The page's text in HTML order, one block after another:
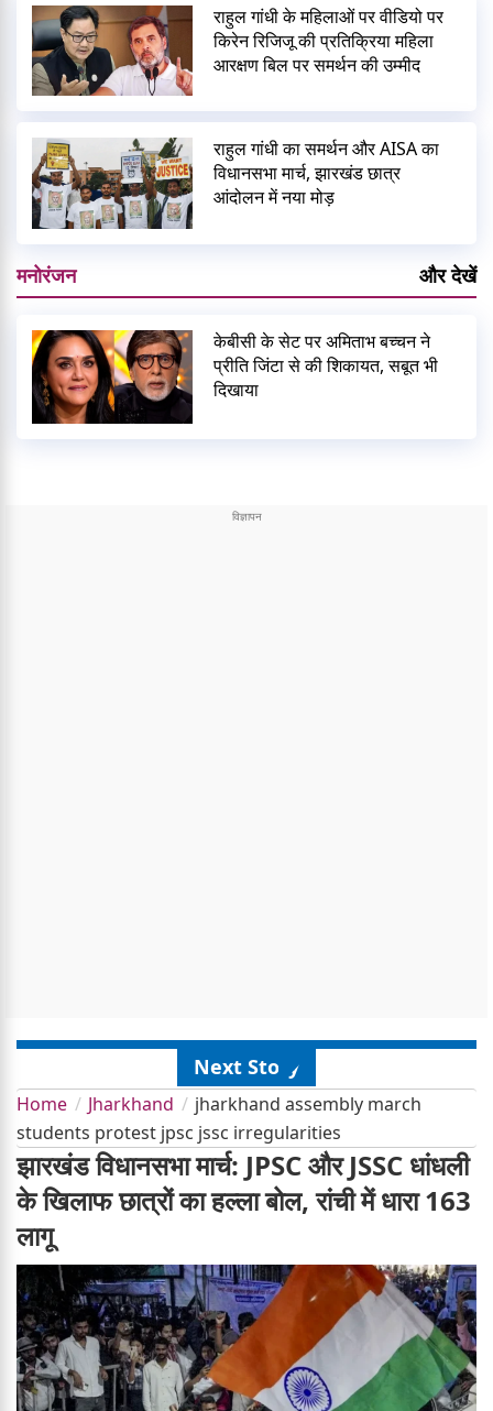
राहुल गांधी के महिलाओं पर वीडियो पर
किरेन रिजिजू की प्रतिक्रिया महिला
आरक्षण बिल पर समर्थन की उम्मीद
राहुल गांधी का समर्थन और AISA का
विधानसभा मार्च, झारखंड छात्र
आंदोलन में नया मोड़
मनोरंजन और देखें
केबीसी के सेट पर अमिताभ बच्चन ने
प्रीति जिंटा से की शिकायत, सबूत भी
दिखाया
Next Story
Home Jharkhand
jharkhand assembly march
students protest jpsc jssc irregularities
झारखंड विधानसभा मार्च: JPSC और JSSC धांधली
के खिलाफ छात्रों का हल्ला बोल, रांची में धारा 163
लागू